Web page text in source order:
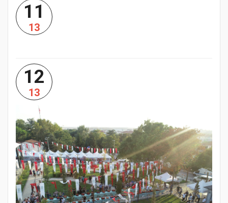
11
13
12
13